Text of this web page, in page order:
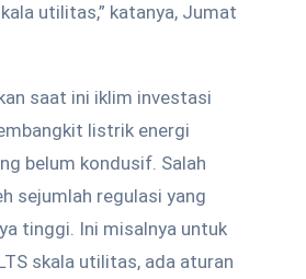
utilitas,” katanya, Jumat
saat ini iklim investasi
listrik energi
belum kondusif. Salah
sejumlah regulasi yang
tinggi. Ini misalnya untuk
skala utilitas, ada aturan